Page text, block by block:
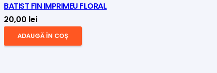
BATIST FIN IMPRIMEU FLORAL
20,00 lei
ADAUGĂ ÎN COȘ